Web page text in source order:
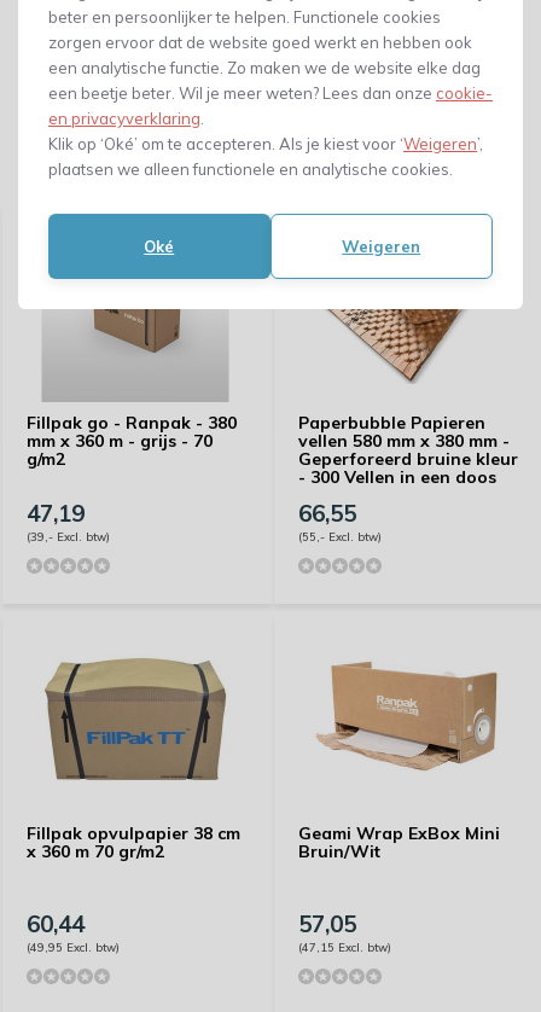
beter en persoonlijker te helpen. Functionele cookies
zorgen ervoor dat de website goed werkt en hebben ook
een analytische functie. Zo maken we de website elke dag
een beetje beter. Wil je meer weten? Lees dan onze cookie-
en privacyverklaring
Klik op ‘Oké’ om te accepteren. Als je kiest voor ‘Weigeren’,
plaatsen we alleen functionele en analytische cookies.
Oké Weigeren
Gerelateerde producten
Fillpak go - Ranpak - 380
mm x 360 m - grijs - 70
g/m2
47,19
(39,- Excl. btw)
Paperbubble Papieren
vellen 580 mm x 380 mm -
Geperforeerd bruine kleur
- 300 Vellen in een doos
66,55
(55,- Excl. btw)
Fillpak opvulpapier 38 cm
x 360 m 70 gr/m2
60,44
(49,95 Excl. btw)
Geami Wrap ExBox Mini
Bruin/Wit
57,05
(47,15 Excl. btw)